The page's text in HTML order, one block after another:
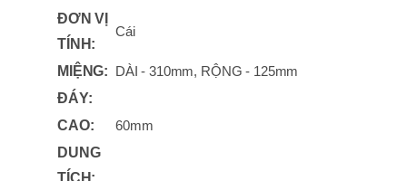
ĐƠN VỊ
TÍNH:
Cái
MIỆNG: DÀI - 310mm, RỘNG - 125mm
ĐÁY:
CAO:
60mm
DUNG
TÍCH: